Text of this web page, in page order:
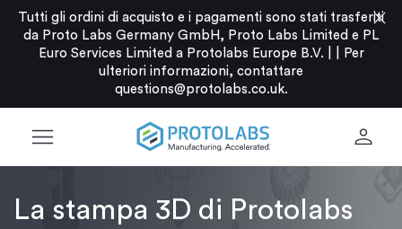
Tutti gli ordini di acquisto e i pagamenti sono stati trasferiti
da Proto Labs Germany GmbH, Proto Labs Limited e PL
Euro Services Limited a Protolabs Europe B.V. |
Per
ulteriori informazioni, contattare
questions@protolabs.co.uk.
close
menu person
La stampa 3D di Protolabs